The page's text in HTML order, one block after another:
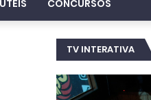
CONCURSOS
TV INTERATIVA